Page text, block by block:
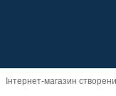
Інтернет-магазин